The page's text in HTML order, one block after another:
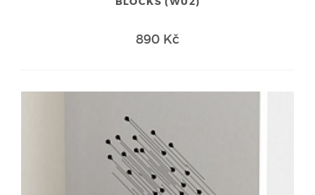
890 Kč